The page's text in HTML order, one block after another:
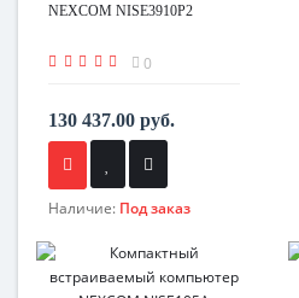
NEXCOM NISE3910P2
0
130 437.00 руб.
Наличие: Под заказ